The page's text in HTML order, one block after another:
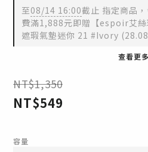
至08/14 16:00截止 指定商品
費滿1,888元即贈【espoir艾
遮瑕氣墊迷你 21 #Ivory
查看更多
NT$1,350
NT$549
容量